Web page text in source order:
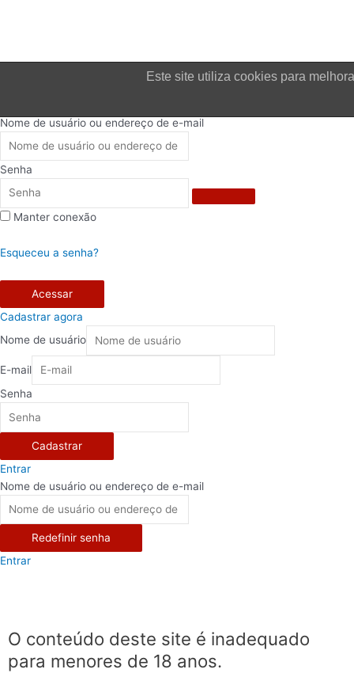
Este site utiliza cookies para
Nome de usuário ou endereço de e-mail
Senha
Manter conexão
Esqueceu a senha?
Acessar
Cadastrar agora
Nome de usuário
E-mail
Senha
Cadastrar
Entrar
Nome de usuário ou endereço de e-mail
Redefinir senha
Entrar
O conteúdo deste site é inadequado
para menores de 18 anos.